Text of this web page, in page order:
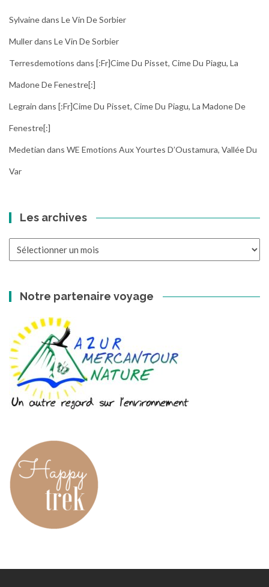
Sylvainedans Le Vin De Sorbier
Mullerdans Le Vin De Sorbier
Terresdemotions dans [:fr]Cime Du Pisset, Cime Du Piagu, La
Madone De Fenestre[:]
Legrain dans [:fr]Cime Du Pisset, Cime Du Piagu, La Madone De
Fenestre[:]
Medetian dans WE Emotions Aux Yourtes D’Oustamura, Vallée Du
Var
Les archives
Notre partenaire voyage